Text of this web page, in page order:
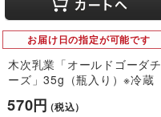
お届け日の指定が可能です
木次乳業「オールドゴーダチ
ーズ」35g（瓶入り）※冷蔵
570円 （税込）